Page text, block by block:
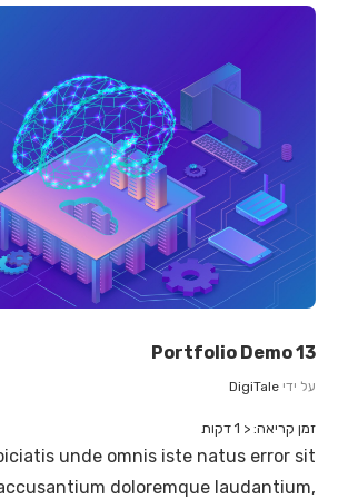
Portfolio Demo 13
על ידי DigiTale
זמן קריאה: < 1 דקות
unde omnis iste natus error sit
doloremque laudantium,